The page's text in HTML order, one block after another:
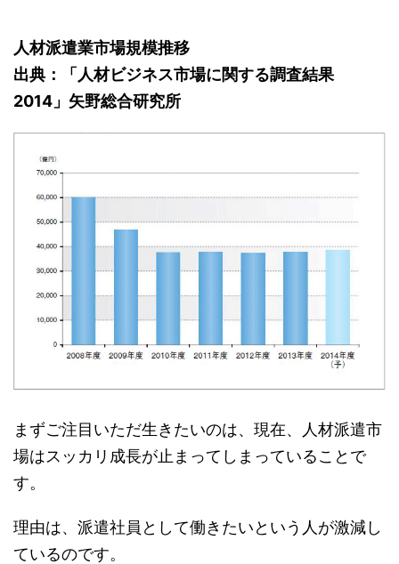
人材派遣業市場規模推移
出典：「人材ビジネス市場に関する調査結果
2014」矢野総合研究所
まずご注目いただ生きたいのは、現在、人材派遣市
場はスッカリ成長が止まってしまっていることで
す。
理由は、派遣社員として働きたいという人が激減し
ているのです。